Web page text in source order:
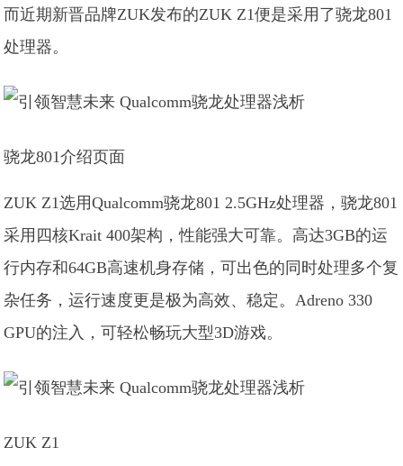
而近期新晋品牌ZUK发布的ZUK Z1便是采用了骁龙801
处理器。
骁龙801介绍页面
ZUK Z1选用Qualcomm骁龙801 2.5GHz处理器，骁龙801
采用四核Krait 400架构，性能强大可靠。高达3GB的运
行内存和64GB高速机身存储，可出色的同时处理多个复
杂任务，运行速度更是极为高效、稳定。Adreno 330
GPU的注入，可轻松畅玩大型3D游戏。
ZUK Z1